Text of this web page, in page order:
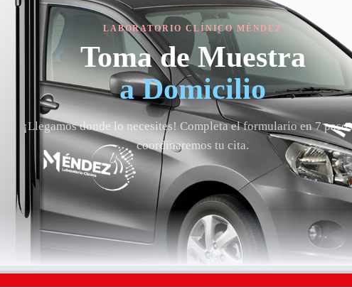
LABORATORIO CLÍNICO MÉNDEZ
Toma de Muestra
a Domicilio
¡Llegamos donde lo necesites! Completa el formulario en 7
coordinaremos tu cita.